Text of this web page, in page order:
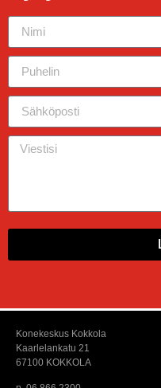
Konekeskus Kokkola
Kaarlelankatu 21
67100 KOKKOLA